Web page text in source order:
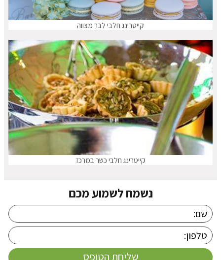
קייטרינג חלבי לבר מצווה
קייטרינג חלבי כשר במרכז
נשמח לשמוע מכם